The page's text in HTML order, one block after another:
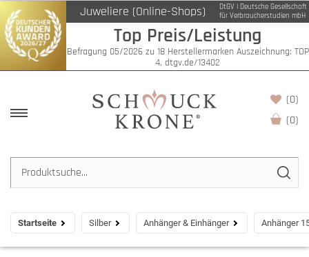
Juweliere (Online-Shops)
DtGV | Deutsche Gesellschaft
für Verbraucherstudien mbH
Top Preis/Leistung
Befragung 05/2026 zu 18 Herstellermarken Auszeichnung: TOP
4, dtgv.de/13402
(0)
(0)
Startseite Silber Anhänger & Einhänger Anhänger